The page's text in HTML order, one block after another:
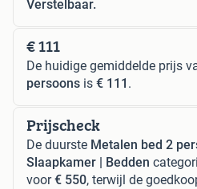
Verstelbaar.
€ 111
De huidige gemiddelde prijs
persoons is € 111 .
Prijscheck
De duurste Metalen bed 2
Slaapkamer | Bedden
voor€ 550, terwijl de